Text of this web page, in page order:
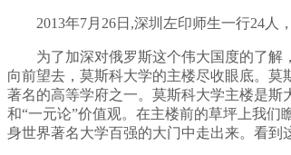
2013年7月26日,深圳左印师生一行24人
为了加深对俄罗斯这个伟大国度的了
向前望去，莫斯科大学的主楼尽收眼底。
著名的高等学府之一。莫斯科大学主楼是
和“一元论”价值观。在主楼前的草坪上我
身世界著名大学百强的大门中走出来。看到